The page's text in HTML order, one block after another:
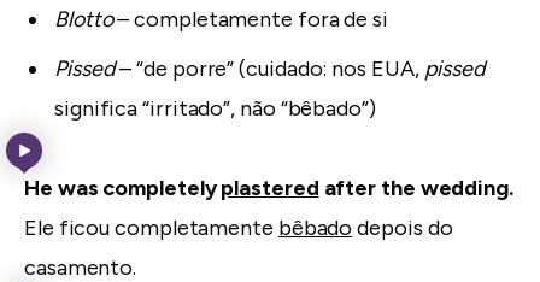
Blotto– completamente fora de si
Pissed– “de porre” (cuidado: nos EUA, pissed
significa “irritado”, não “bêbado”)
He was completelyplastered after the wedding.
Ele ficou completamente bêbadodepois do
casamento.